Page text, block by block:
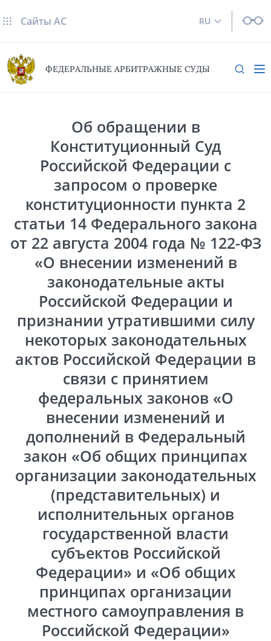
RU
Сайты AC
ФЕДЕРАЛЬНЫЕ АРБИТРАЖНЫЕ СУДЫ
Об обращении в
Конституционный Суд
Российской Федерации с
запросом о проверке
конституционности пункта 2
статьи 14 Федерального закона
от 22 августа 2004 года № 122-ФЗ
«О внесении изменений в
законодательные акты
Российской Федерации и
признании утратившими силу
некоторых законодательных
актов Российской Федерации в
связи с принятием
федеральных законов «О
внесении изменений и
дополнений в Федеральный
закон «Об общих принципах
организации законодательных
(представительных) и
исполнительных органов
государственной власти
субъектов Российской
Федерации» и «Об общих
принципах организации
местного самоуправления в
Российской Федерации»